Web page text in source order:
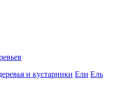
и кустарники Ели Ель